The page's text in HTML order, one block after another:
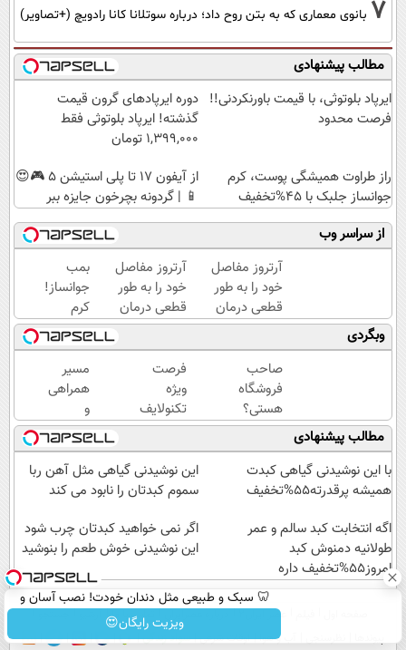
7 بانوی معماری که به بتن روح داد؛ درباره سوتلانا کانا رادویچ (+تصاویر)
مطالب پیشنهادی
ایرپاد بلوتوثی، با قیمت باورنکردنی!!
فرصت محدود
دوره ایرپاد‌های گرون قیمت
گذشته! ایرپاد بلوتوثی فقط
1,399,000 تومان
راز طراوت همیشگی پوست، کرم
جوانساز جلبک با 45%تخفیف
از آیفون 17 تا پلی استیشن 5 🎮😍
📱 | گردونه بچرخون جایزه ببر
از سراسر وب
آرتروز مفاصل
خود را به طور
قطعی درمان
کنید!
◗پرسش‌نامه◖
آرتروز مفاصل
خود را به طور
قطعی درمان
کنید!
◂پرسش‌نامه▸
بمب
جوانساز!
کرم
بوتاکس
جلبک
اسپیرولینا50%تخفیف
وبگردی
صاحب
فروشگاه
هستی؟
وام تا ۳
میلیارد
تومان
بگیر
فرصت
ویژه
تکنولایف
برای وام،
150
میلیون با
یک چک
مسیر
همراهی
و
گزارش
عملکرد
گروه
اسنپ
۱۴۰۴
مطالب پیشنهادی
با این نوشیدنی گیاهی کبدت
همیشه پرقدرته55%تخفیف
این نوشیدنی گیاهی مثل آهن ربا
سموم کبدتان را نابود می کند
اگه انتخابت کبد سالم و عمر
طولانیه دمنوش کبد
امروز55%تخفیف داره
اگر نمی خواهید کبدتان چرب شود
این نوشیدنی خوش طعم را بنوشید
🦷 سبک و طبیعی مثل دندان خودت! نصب آسان و
پرداخت اقساطی 💳 📍 تهران
ویزیت رایگان😍 عصر ایران۲ تماس با ما
آب و هوا اوقات شرعی سواد زندگی